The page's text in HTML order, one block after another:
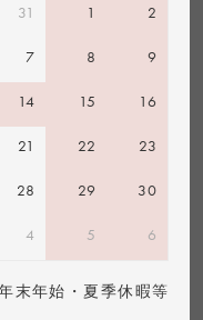
31 1 2
7 8 9
14 15 16
21 22 23
28 29 30
4 5 6
末年始・夏季休暇等